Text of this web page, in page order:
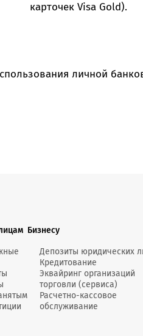
карточек Visa Gold).
личной
Бизнесу
Депозиты юридических
Кредитование
Эквайринг организаций
торговли (сервиса)
Расчетно-кассовое
обслуживание